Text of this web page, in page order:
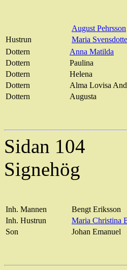
August Pehrsson
Hustrun
Maria
Dottern
Anna Matilda
Dottern
Paulina
Dottern
Helena
Dottern
Alma Lovisa
Dottern
Augusta
Sidan 104
Signehög
Inh. Mannen Bengt Eriksson
Inh. Hustrun
Maria Christina
Son
Johan Emanuel